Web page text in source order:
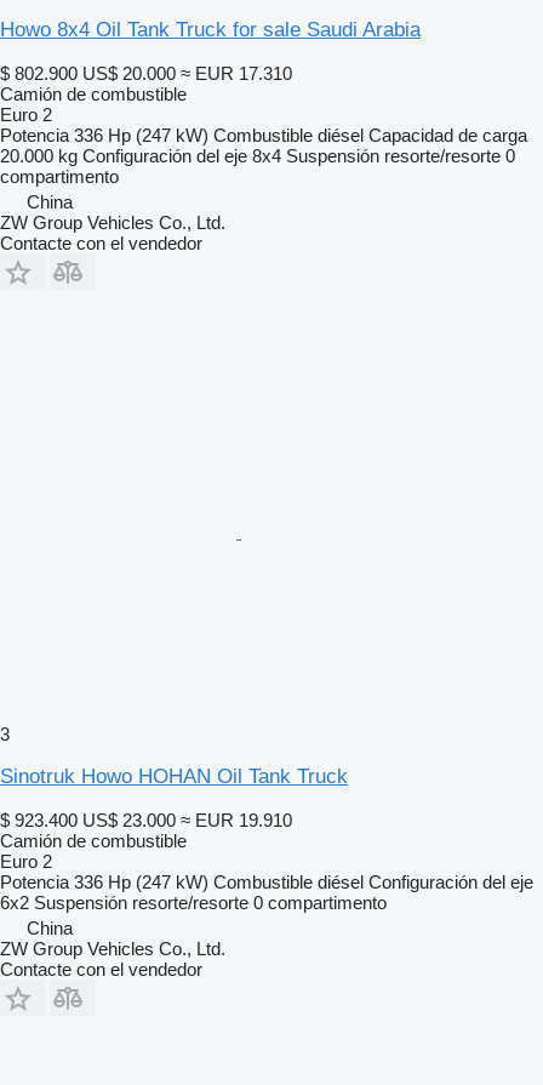
Howo 8x4 Oil Tank Truck for sale Saudi Arabia
$ 802.900 US$ 20.000 ≈ EUR 17.310
Camión de combustible
Euro 2
Potencia 336 Hp (247 kW) Combustible diésel Capacidad de carga
20.000 kg Configuración del eje 8x4 Suspensión resorte/resorte 0
compartimento
China
ZW Group Vehicles Co., Ltd.
Contacte con el vendedor
3
Sinotruk Howo HOHAN Oil Tank Truck
$ 923.400 US$ 23.000 ≈ EUR 19.910
Camión de combustible
Euro 2
Potencia 336 Hp (247 kW) Combustible diésel Configuración del eje
6x2 Suspensión resorte/resorte 0 compartimento
China
ZW Group Vehicles Co., Ltd.
Contacte con el vendedor